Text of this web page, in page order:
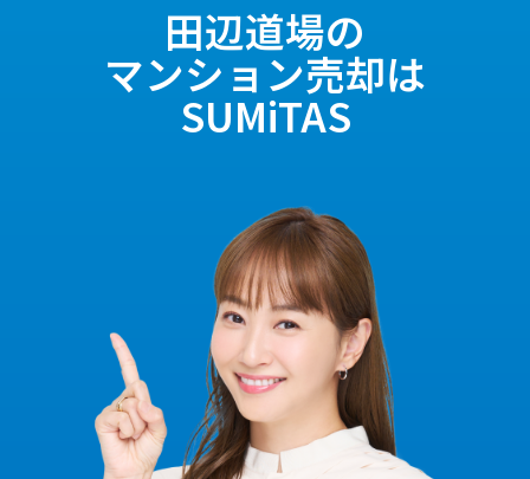
田辺道場の
マンション売却は
SUMiTAS